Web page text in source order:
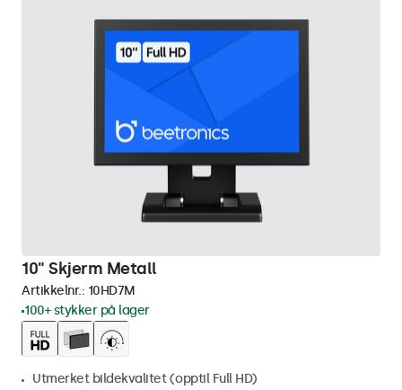
10" Skjerm Metall
Artikkelnr.: 10HD7M
100+ stykker på lager
Utmerket bildekvalitet (opptil Full HD)